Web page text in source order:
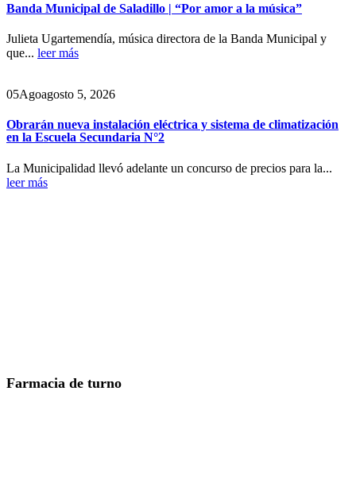
Banda Municipal de Saladillo | “Por amor a la música”
Julieta Ugartemendía, música directora de la Banda Municipal y
que... leer más
05Agoagosto 5, 2026
Obrarán nueva instalación eléctrica y sistema de climatización
en la Escuela Secundaria N°2
La Municipalidad llevó adelante un concurso de precios para la...
leer más
Farmacia de turno